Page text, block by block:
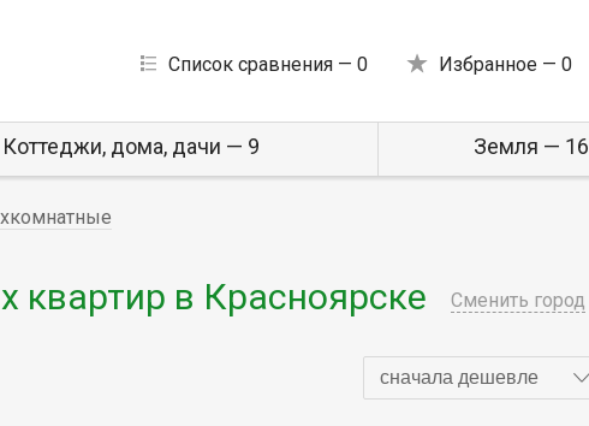
Список сравнения — 0 Избранное — 0
Коттеджи, дома, дачи — 9 Земля — 16
в Красноярске Сменить город
сначала дешевле